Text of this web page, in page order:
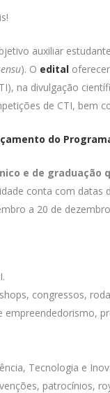
auxiliar
). O edital
na divulgação
de CTI, bem
do
e de graduação
conta com datas
a 20 de
congressos,
Tecnologia e
patrocínios,